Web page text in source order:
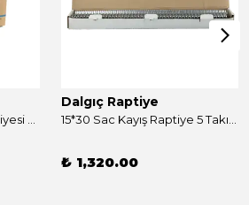
Dalgıç Raptiye
₺ 1,320.00